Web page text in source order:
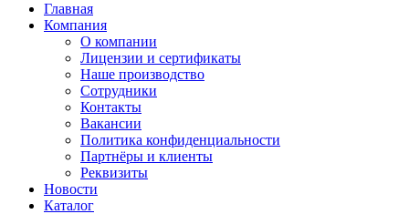
Главная
Компания
О компании
Лицензии и сертификаты
Наше производство
Сотрудники
Контакты
Вакансии
Политика конфиденциальности
Партнёры и клиенты
Реквизиты
Новости
Каталог